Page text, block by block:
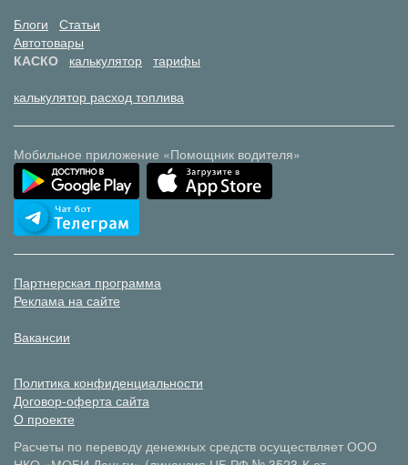
Блоги
Статьи
Автотовары
КАСКО
калькулятор тарифы
калькулятор расход топлива
Мобильное приложение «Помощник водителя»
Партнерская программа
Реклама на сайте
Вакансии
Политика конфиденциальности
Договор-оферта сайта
О проекте
Расчеты по переводу денежных средств осуществляет ООО